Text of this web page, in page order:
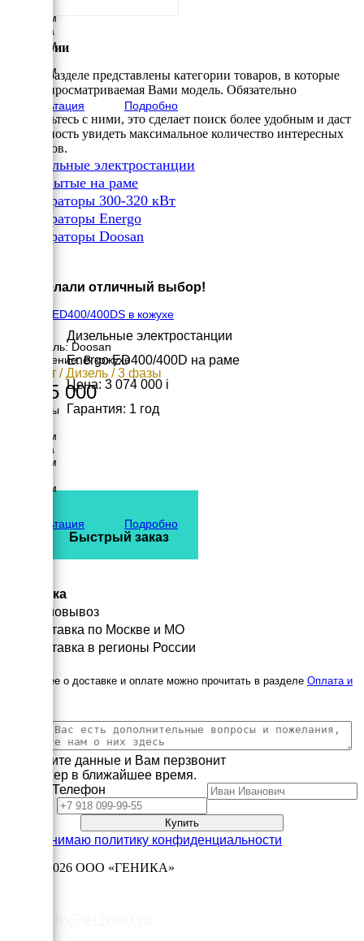
3160 мм
Ширина
1340 мм
1805 мм
Консультация
Подробно
Energo ED400/400DS в кожухе
Двигатель: Doosan
Исполнение: В кожухе
320 кВт / Дизель / 3 фазы
3 495 000
Размеры
4500 мм
Ширина
1800 мм
2340 мм
Консультация
Подробно
Категории
В этом разделе представлены категории товаров, в которые
входит просматриваемая Вами модель. Обязательно
ознакомьтесь с ними, это сделает поиск более удобным и даст
возможность увидеть максимальное количество интересных
вариантов.
Дизельные электростанции
Открытые на раме
Генераторы 300-320 кВт
Генераторы Energo
Генераторы Doosan
Вы сделали отличный выбор!
Дизельные электростанции
Energo ED400/400D на раме
Цена: 3 074 000 i
Гарантия: 1 год
Быстрый заказ
Доставка
Самовывоз
Доставка по Москве и МО
Доставка в регионы России
Подробнее о доставке и оплате можно прочитать в разделе Оплата и
Заполните данные и Вам перзвонит
менеджер в ближайшее время.
Телефон
Принимаю политику конфиденциальности
2003—2026 ООО «ГЕНИКА»